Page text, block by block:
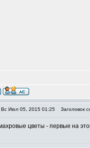
Вс Июл 05, 2015 01:25 Заголовок
цветы - первые на